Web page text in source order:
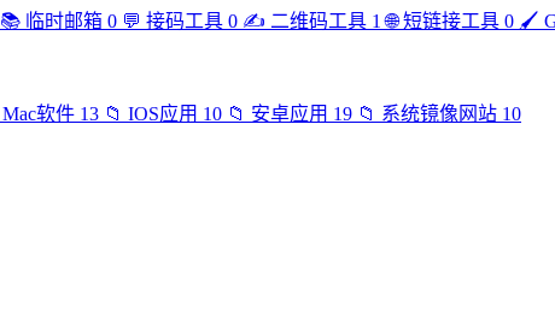
📚 临时邮箱 0 💬 接码工具 0 ✍️ 二维码工具 1 🌐 短链接工具 0 🖌️
Mac软件 13 📁 IOS应用 10 📁 安卓应用 19 📁 系统镜像网站 10